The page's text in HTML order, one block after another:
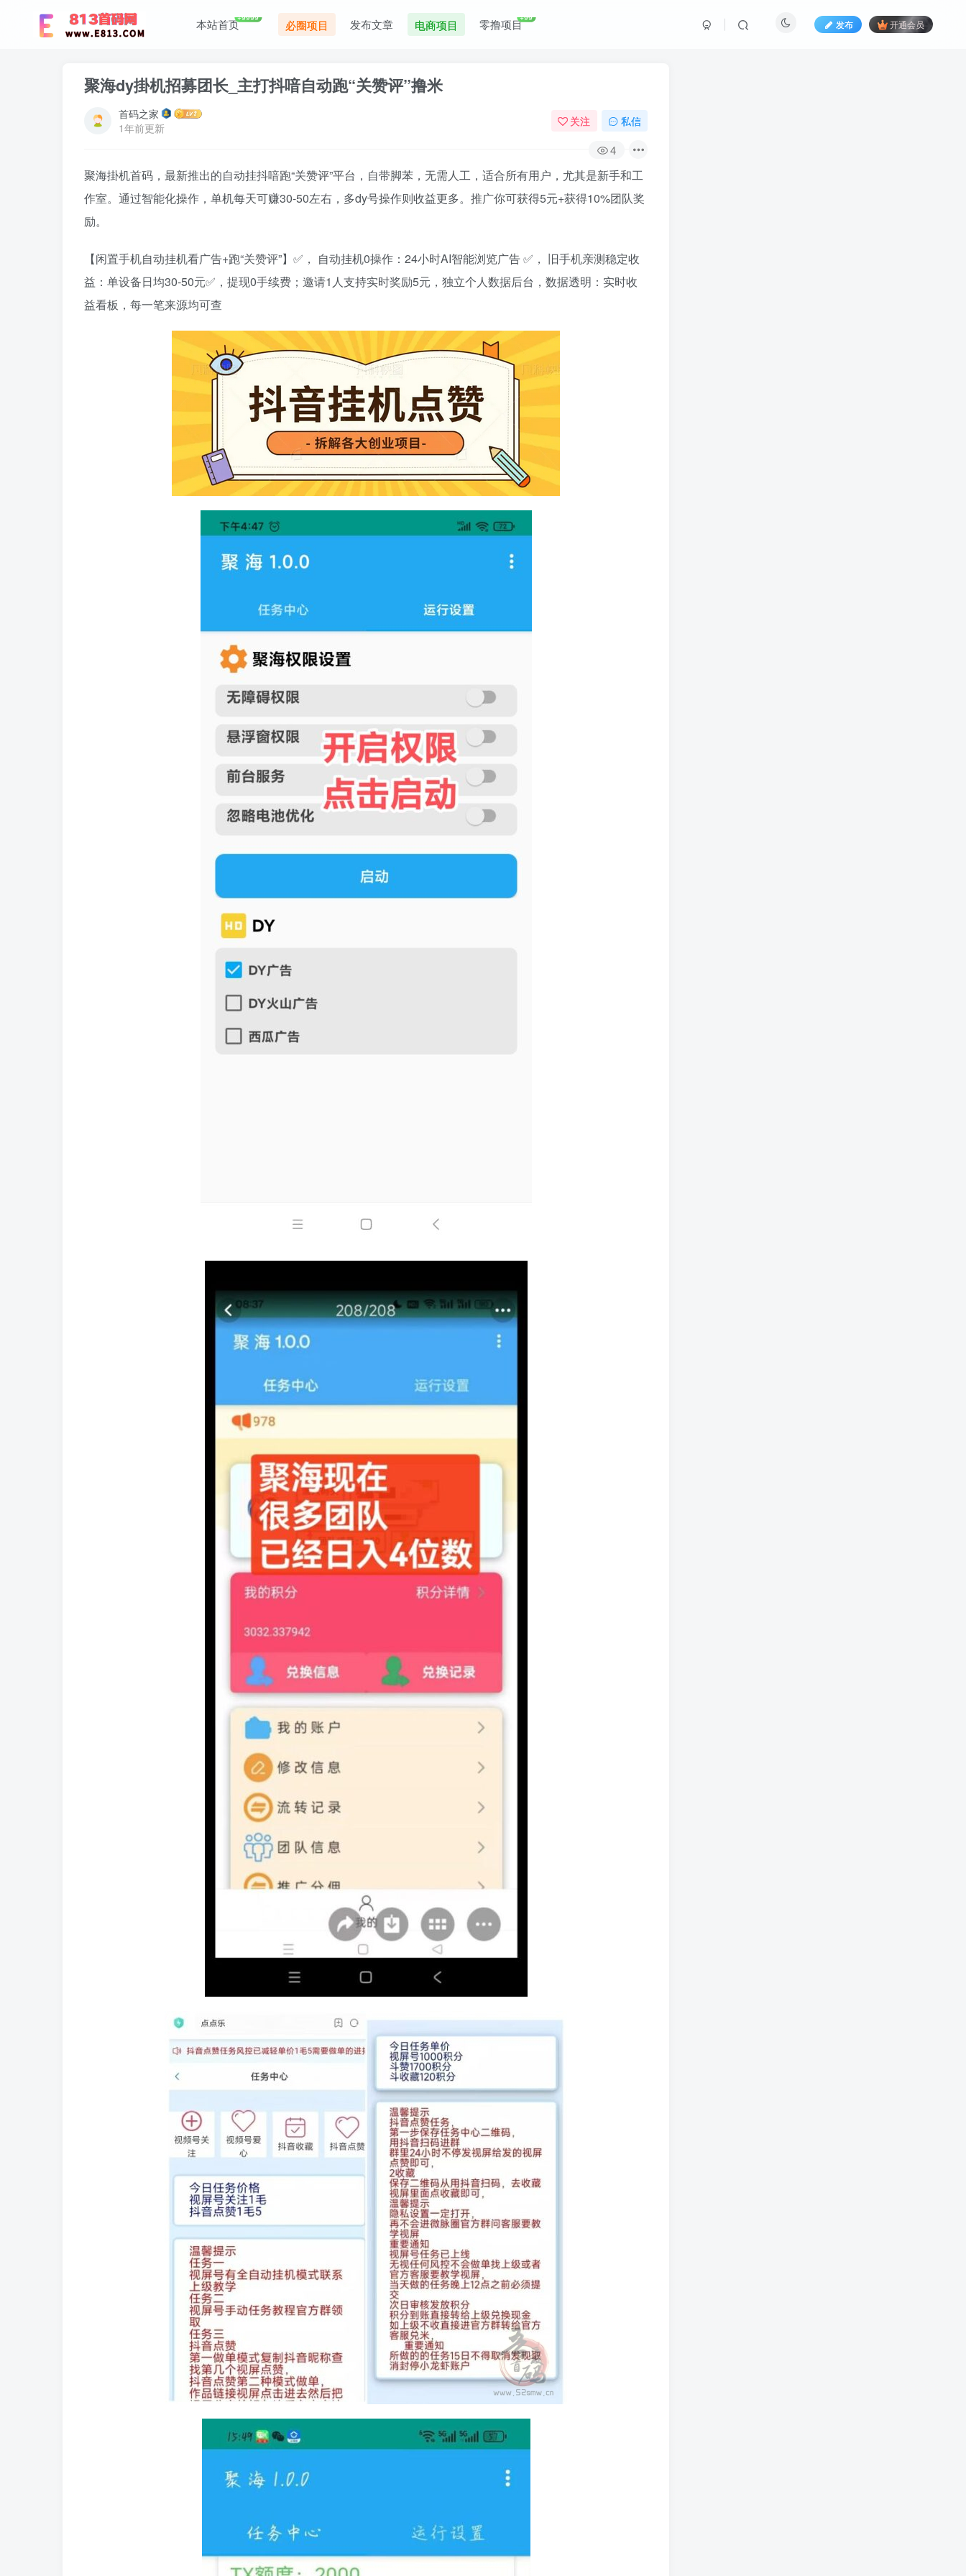
本站首页+9999
必圈项目 发布文章 电商项目 零撸项目+99
发布 开通会员
聚海dy掛机招募团长_主打抖喑自动跑“关赞评”撸米
首码之家
1年前更新
关注 私信
4
聚海掛机首码，最新推出的自动挂抖喑跑“关赞评”平台，自带脚苯，无需人工，适合所有用户，尤其是新手和工
作室。通过智能化操作，单机每天可赚30-50左右，多dy号操作则收益更多。推广你可获得5元+获得10%团队奖
励。
【闲置手机自动挂机看广告+跑“关赞评”】✅， 自动挂机0操作：24小时AI智能浏览广告 ✅， 旧手机亲测稳定收
益：单设备日均30-50元✅，提现0手续费；邀请1人支持实时奖励5元，独立个人数据后台，数据透明：实时收
益看板，每一笔来源均可查